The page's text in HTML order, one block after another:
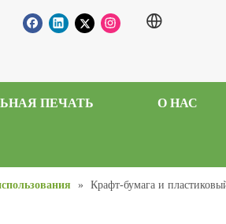
ПЕЧАТЬ О НАС
» Крафт-бумага и